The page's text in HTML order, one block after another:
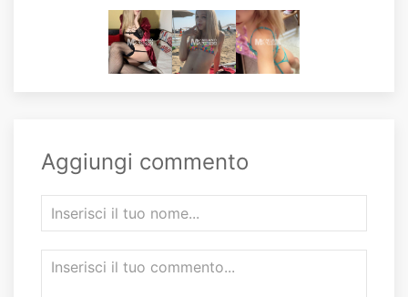
Aggiungi commento